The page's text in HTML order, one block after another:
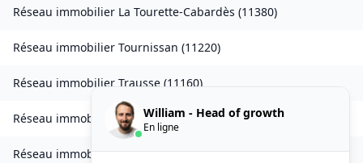
Réseau immobilier La Tourette-Cabardès (11380)
Réseau immobilier Tournissan (11220)
Réseau immobilier Trausse (11160)
Réseau immobilierTuchan(11350 )
Réseau immobilierValmigère(11580)
William - Head of growth
En ligne